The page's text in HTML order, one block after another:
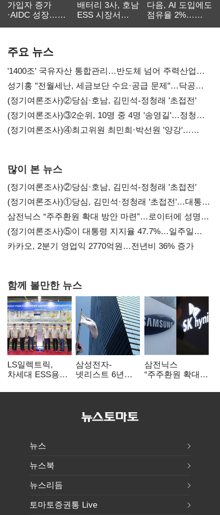
가입자 증가
·AIDC 성장…
배터리 3사, 호남
ESS 시장서
다음, AI 도입에도
점유율 2%…
주요 뉴스
'1400조' 국유자산 통합관리…반도체 넘어 주력산업
구조혁신
성기홍 "전월세난, 세금보단 수요·공급 문제"…닥공
시사
(정기여론조사)②당심·호남, 김민석-정청래 '초접전'
(정기여론조사)③2순위, 10명 중 4명 '송영길'…정청래
'한 자릿수'
(정기여론조사)④최고위원 최민희·박선원 '양강'…
많이 본 뉴스
(정기여론조사)②당심·호남, 김민석-정청래 '초접전'
(정기여론조사)①당심, 김민석·정청래 '초접전'…대통령
지지도 '50% 아래로'(종합)
삼전닉스 “주주환원 확대 방안 마련”…로이터에 성명
보내
(정기여론조사)⑤이 대통령 지지율 47.7%…일주일
만에 다시 40%대
카카오, 2분기 영업익 2770억원…전년비 36% 증가
함께 볼만한 뉴스
LS일렉트릭,
차세대 ESS용
출하
삼성전자-
넷리스트 6년
기술 협력 확대
삼전닉스
“주주환원 확대
로이터에 성명
뉴스
뉴스북
뉴스리듬
토마토증권통 Live